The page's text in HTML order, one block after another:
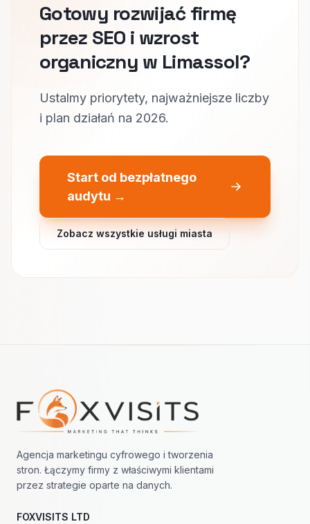
Gotowy rozwijać firmę
przez SEO i wzrost
organiczny w Limassol?
Ustalmy priorytety, najważniejsze liczby
i plan działań na 2026.
Start od bezpłatnego
audytu →
Zobacz wszystkie usługi miasta
Nawigacja w stopce
Agencja marketingu cyfrowego i tworzenia
stron. Łączymy firmy z właściwymi klientami
przez strategie oparte na danych.
FOXVISITS LTD